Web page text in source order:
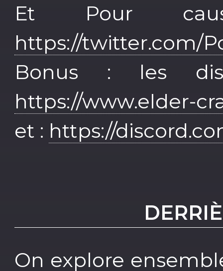
Et Pour
https://twitter.com/
Bonus : les
https://www.elder-
et : https://
On explore